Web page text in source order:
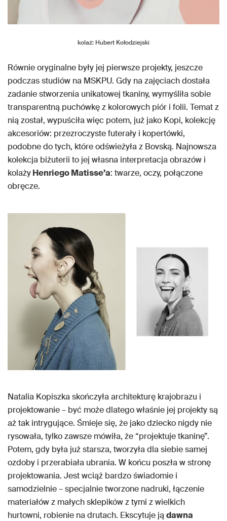
kolaż: Hubert Kołodziejski
Równie oryginalne były jej pierwsze projekty, jeszcze
podczas studiów na MSKPU. Gdy na zajęciach dostała
zadanie stworzenia unikatowej tkaniny, wymyśliła sobie
transparentną puchówkę z kolorowych piór i folii. Temat z
nią został, wypuściła więc potem, już jako Kopi, kolekcję
akcesoriów: przezroczyste futerały i kopertówki,
podobne do tych, które odświeżyła z Bovską. Najnowsza
kolekcja biżuterii to jej własna interpretacja obrazów i
kolażyHenriego Matisse’a: twarze, oczy, połączone
obręcze.
Natalia Kopiszka skończyła architekturę krajobrazu i
projektowanie – być może dlatego właśnie jej projekty są
aż tak intrygujące. Śmieje się, że jako dziecko nigdy nie
rysowała, tylko zawsze mówiła, że “projektuje tkaninę”.
Potem, gdy była już starsza, tworzyła dla siebie samej
ozdoby i przerabiała ubrania. W końcu poszła w stronę
projektowania. Jest wciąż bardzo świadomie i
samodzielnie – specjalnie tworzone nadruki, łączenie
materiałów z małych sklepików z tymi z wielkich
hurtowni, robienie na drutach. Ekscytuje jądawna